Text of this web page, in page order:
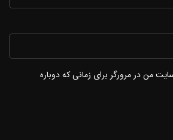
من در مرورگر برای زمانی که دوباره